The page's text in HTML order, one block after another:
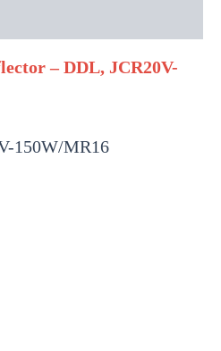
– DDL, JCR20V-
150W/MR16